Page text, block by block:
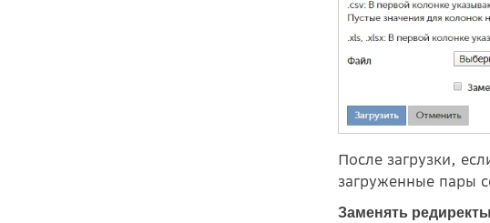
После загрузки,
загруженные пары
Заменять